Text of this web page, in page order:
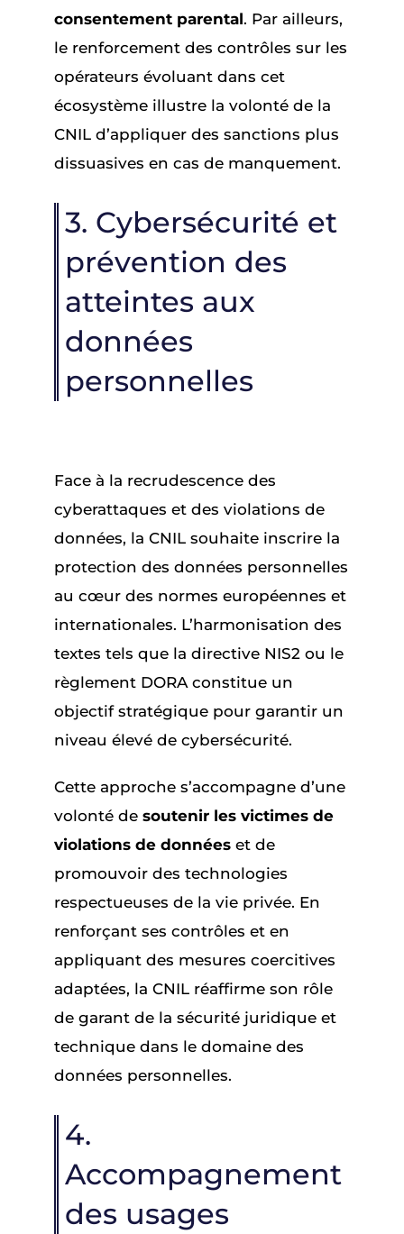
consentement parental. Par ailleurs,
le renforcement des contrôles sur les
opérateurs évoluant dans cet
écosystème illustre la volonté de la
CNIL d’appliquer des sanctions plus
dissuasives en cas de manquement.
3. Cybersécurité et
prévention des
atteintes aux
données
personnelles
Face à la recrudescence des
cyberattaques et des violations de
données, la CNIL souhaite inscrire la
protection des données personnelles
au cœur des normes européennes et
internationales. L’harmonisation des
textes tels que la directive NIS2 ou le
règlement DORA constitue un
objectif stratégique pour garantir un
niveau élevé de cybersécurité.
Cette approche s’accompagne d’une
volonté de soutenir les victimes de
violations de données et de
promouvoir des technologies
respectueuses de la vie privée. En
renforçant ses contrôles et en
appliquant des mesures coercitives
adaptées, la CNIL réaffirme son rôle
de garant de la sécurité juridique et
technique dans le domaine des
données personnelles.
4.
Accompagnement
des usages